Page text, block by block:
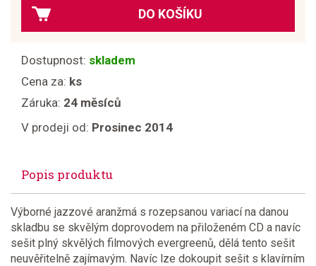
DO KOŠÍKU
Dostupnost: skladem
Cena za: ks
Záruka: 24 měsíců
V prodeji od: Prosinec 2014
Popis produktu
Výborné jazzové aranžmá s rozepsanou variací na danou
skladbu se skvělým doprovodem na přiloženém CD a navíc
sešit plný skvělých filmových evergreenů, dělá tento sešit
neuvěřitelně zajímavým. Navíc lze dokoupit sešit s klavírním